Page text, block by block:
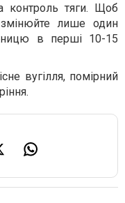
контроль тяги. Щоб
змінюйте лише один
в перші 10-15
вугілля, помірний